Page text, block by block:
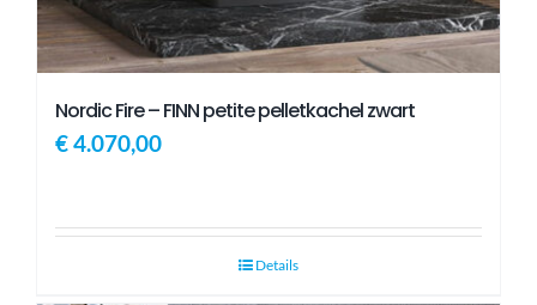
Nordic Fire – FINN petite pelletkachel zwart
€4.070,00
Details